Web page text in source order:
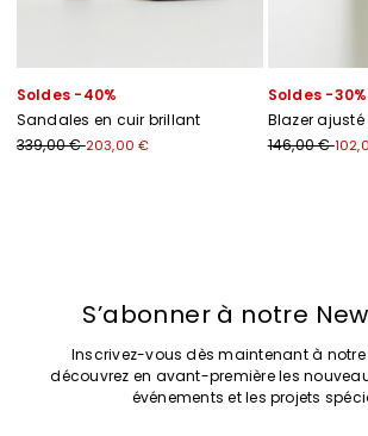
Soldes -40%
Sandales en cuir brillant
339,00 €203,00 €
Soldes -30%
Blazer ajusté
146,00 €
S’abonner à notre
Inscrivez-vous dès maintenant à notre
découvrez en avant-première les
événements et les projets